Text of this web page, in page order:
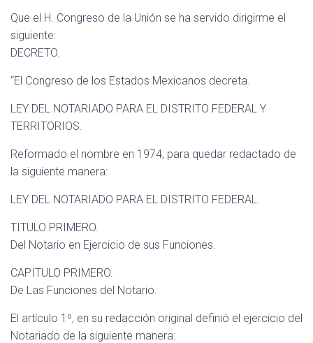
Que el H. Congreso de la Unión se ha servido dirigirme el
siguiente:
DECRETO.
“El Congreso de los Estados Mexicanos decreta.
LEY DEL NOTARIADO PARA EL DISTRITO FEDERAL Y
TERRITORIOS.
Reformado el nombre en 1974, para quedar redactado de
la siguiente manera:
LEY DEL NOTARIADO PARA EL DISTRITO FEDERAL.
TITULO PRIMERO.
Del Notario en Ejercicio de sus Funciones.
CAPITULO PRIMERO.
De Las Funciones del Notario.
El artículo 1º, en su redacción original definió el ejercicio del
Notariado de la siguiente manera: